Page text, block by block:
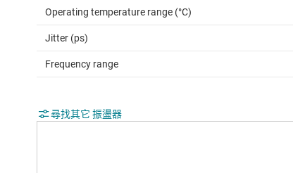
Operating temperature range (°C)
Jitter (ps)
Frequency range
尋找其它 振盪器